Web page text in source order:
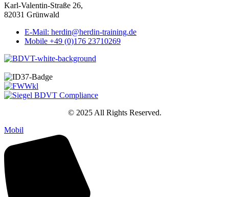
Karl-Valentin-Straße 26,
82031 Grünwald
E-Mail: herdin@herdin-training.de
Mobile +49 (0)176 23710269
© 2025 All Rights Reserved.
Mobil